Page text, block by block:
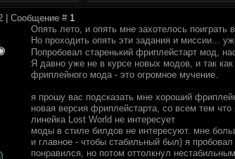
| Сообщение # 1
Опять лето, и опять мне захотелось поиграть
Но проходить опять эти задания и миссии...
Попробовал старенький фриплейстарт мод,
Я давно уже не в курсе новых модов, и так
фриплейного мода - это огромное мучение.
я прошу вас подсказать мне хороший
новая версия фриплейстарта, со всем тем
линейка Lost World не интересует
моды в стиле билдов не интересуют. мне
и главное - чтобы стабильный был) я
понравился, но потом оттолкнул